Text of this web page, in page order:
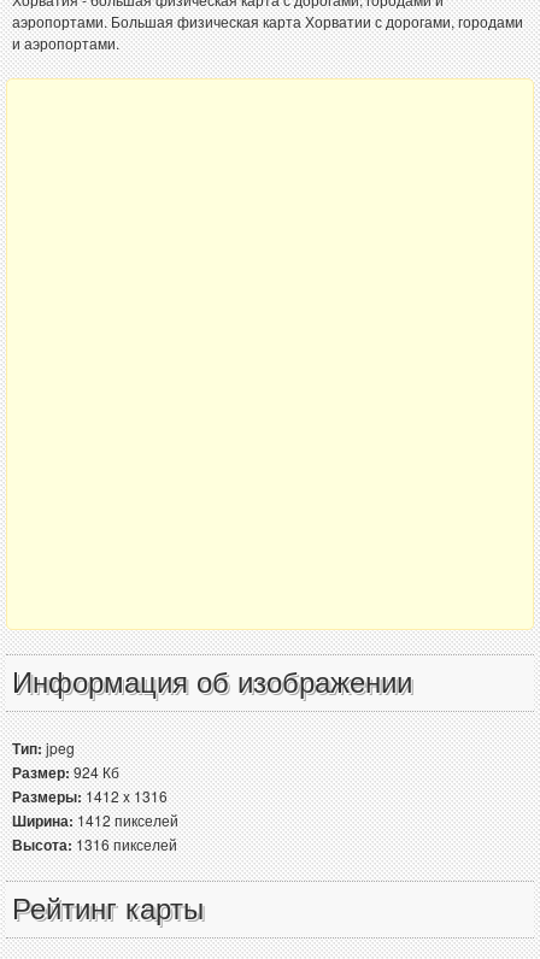
аэропортами. Большая физическая карта Хорватии с дорогами, городами
и аэропортами.
Информация об изображении
Тип:jpeg
Размер:924 Кб
Размеры:1412 x 1316
Ширина:1412 пикселей
Высота:1316 пикселей
Рейтинг карты